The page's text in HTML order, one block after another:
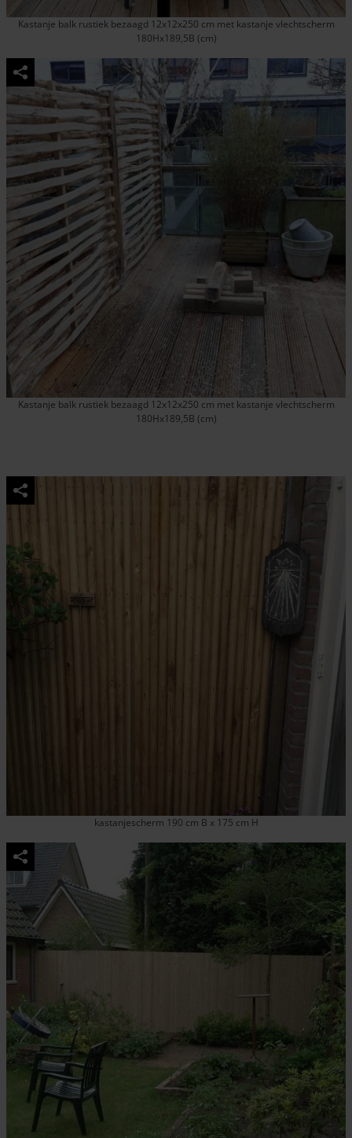
Kastanje balk rustiek bezaagd 12x12x250 cm met kastanje vlechtscherm
180Hx189,5B (cm)
Kastanje balk rustiek bezaagd 12x12x250 cm met kastanje vlechtscherm
180Hx189,5B (cm)
kastanjescherm 190 cm B x 175 cm H